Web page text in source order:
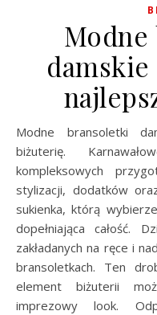
Modne bransoletki damskie – wybieramy najlepszą
biżuterię.
kompleksowych
stylizacji, dodatków
sukienka, którą
dopełniająca całość.
zakładanych na ręce i
bransoletkach. Ten
element biżuterii
imprezowy look.